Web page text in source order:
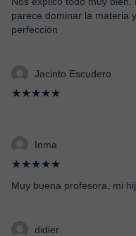
parece dominar la materia
perfección
Jacinto Escudero
★★★★★
Inma
★★★★★
Muy buena profesora, mi
didier